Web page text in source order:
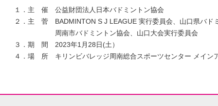
１．主 催 公益財団法人日本バドミントン協会
２．主 菅 BADMINTON S J LEAGUE 実行委員会、山口県バド
周南市バドミントン協会、山口大会実行委員会
３．期 間 2023年1月28日(土）
４．場 所 キリンビバレッジ周南総合スポーツセンター メイン